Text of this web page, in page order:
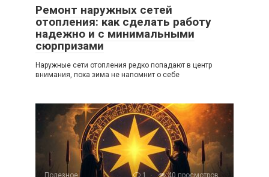
Ремонт наружных сетей
отопления: как сделать работу
надежно и с минимальными
сюрпризами
Наружные сети отопления редко попадают в центр
внимания, пока зима не напомнит о себе
Полезное 1 40 просмотров